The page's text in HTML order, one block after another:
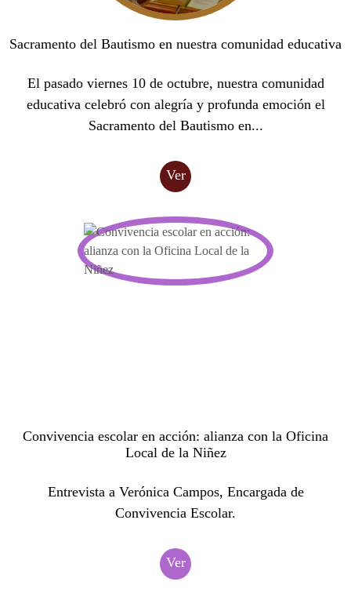
Sacramento del Bautismo en nuestra comunidad educativa
El pasado viernes 10 de octubre, nuestra comunidad
educativa celebró con alegría y profunda emoción el
Sacramento del Bautismo en...
Ver
Convivencia escolar en acción: alianza con la Oficina
Local de la Niñez
Entrevista a Verónica Campos, Encargada de
Convivencia Escolar.
Ver